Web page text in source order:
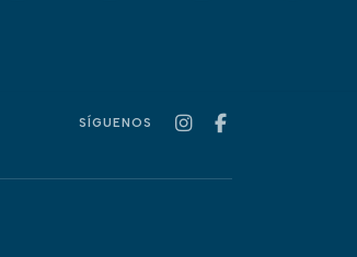
SÍGUENOS